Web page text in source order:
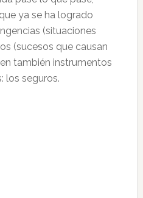
ya se ha logrado
(situaciones
(sucesos que causan
también instrumentos
los seguros.